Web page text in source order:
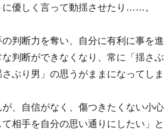
優しく言って動揺させたり……。
判断力を奪い、自分に有利に事を
判断ができなくなり、常に「揺さ
ぶり男」の思うがままになってしま
、自信がなく、傷つきたくない小
相手を自分の思い通りにしたい」